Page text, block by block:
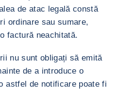
de atac legală constă
ordinare sau sumare,
factură neachitată.
nu sunt obligați să emită
de a introduce o
astfel de notificare poate fi